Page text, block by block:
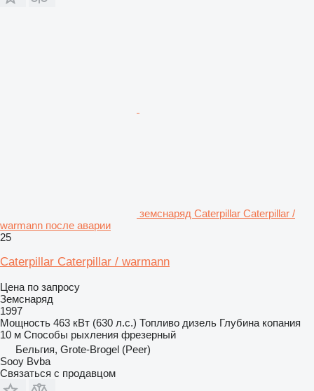
земснаряд Caterpillar Caterpillar /
warmann после аварии
25
Caterpillar Caterpillar / warmann
Цена по запросу
Земснаряд
1997
Мощность 463 кВт (630 л.с.) Топливо дизель Глубина копания
10 м Способы рыхления фрезерный
Бельгия, Grote-Brogel (Peer)
Sooy Bvba
Связаться с продавцом